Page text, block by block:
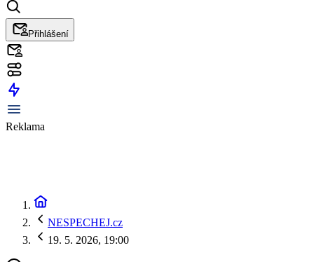
Přihlášení
Reklama
NESPECHEJ.cz
19. 5. 2026, 19:00